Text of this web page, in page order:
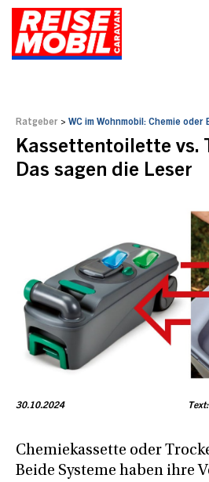
Ratgeber > WC im Wohnmobil: Chemie oder
Kassettentoilette vs.
Das sagen die Leser
30.10.2024
Chemiekassette oder
Beide Systeme haben ihre